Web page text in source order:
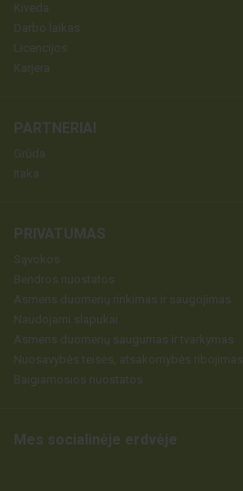
Kiveda
Darbo laikas
Licencijos
Karjera
PARTNERIAI
Grūda
Itaka
PRIVATUMAS
Sąvokos
Bendros nuostatos
Asmens duomenų rinkimas ir saugojimas
Naudojami slapukai
Asmens duomenų saugumas ir tvarkymas
Nuosavybės teisės, atsakomybės ribojimas
Baigiamosios nuostatos
Mes socialinėje erdvėje